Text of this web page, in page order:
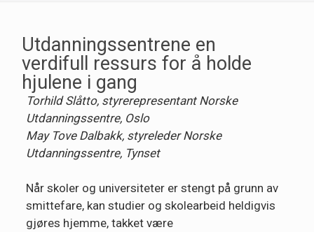
Utdanningssentrene en
verdifull ressurs for å holde
hjulene i gang
Torhild Slåtto, styrerepresentant Norske
Utdanningssentre, Oslo
May Tove Dalbakk, styreleder Norske
Utdanningssentre, Tynset
Når skoler og universiteter er stengt på grunn av
smittefare, kan studier og skolearbeid heldigvis
gjøres hjemme, takket være